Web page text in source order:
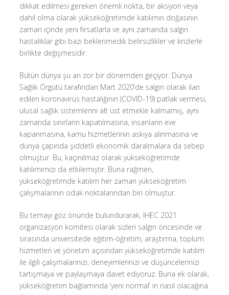
dikkat edilmesi gereken önemli nokta, bir aksiyon veya
dahil olma olarak yükseköğretimde katılımın doğasının
zaman içinde yeni fırsatlarla ve aynı zamanda salgın
hastalıklar gibi bazı beklenmedik belirsizlikler ve krizlerle
birlikte değişmesidir.
Bütün dünya şu an zor bir dönemden geçiyor. Dünya
Sağlık Örgütü tarafından Mart 2020’de salgın olarak ilan
edilen koronavirüs hastalığının (COVID-19) patlak vermesi,
ulusal sağlık sistemlerini alt üst etmekle kalmamış, aynı
zamanda sınırların kapatılmasına, insanların eve
kapanmasına, kamu hizmetlerinin askıya alınmasına ve
dünya çapında şiddetli ekonomik daralmalara da sebep
olmuştur. Bu, kaçınılmaz olarak yükseköğretimde
katılımımızı da etkilemiştir. Buna rağmen,
yükseköğretimde katılım her zaman yükseköğretim
çalışmalarının odak noktalarından biri olmuştur.
Bu temayı göz önünde bulundurarak, IHEC 2021
organizasyon komitesi olarak sizleri salgın öncesinde ve
sırasında üniversitede eğitim-öğretim, araştırma, toplum
hizmetleri ve yönetim açısından yükseköğretimde katılım
ile ilgili çalışmalarınızı, deneyimlerinizi ve düşüncelerinizi
tartışmaya ve paylaşmaya davet ediyoruz. Buna ek olarak,
yükseköğretim bağlamında ‘yeni normal’ in nasıl olacağına